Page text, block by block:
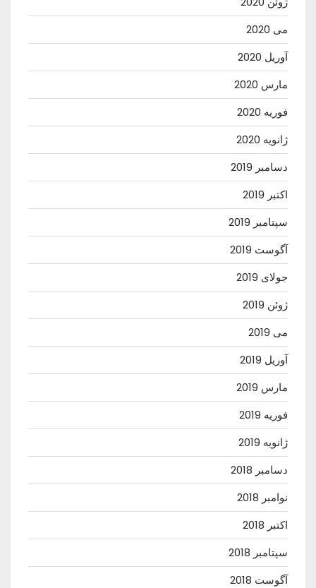
می 2020
آوریل 2020
مارس 2020
فوریه 2020
ژانویه 2020
دسامبر 2019
اکتبر 2019
سپتامبر 2019
آگوست 2019
جولای 2019
ژوئن 2019
می 2019
آوریل 2019
مارس 2019
فوریه 2019
ژانویه 2019
دسامبر 2018
نوامبر 2018
اکتبر 2018
سپتامبر 2018
آگوست 2018